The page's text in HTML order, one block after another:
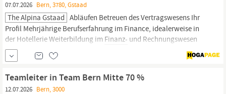
07.07.2026 Bern, 3780, Gstaad
The Alpina Gstaad Abläufen Betreuen des Vertragswesens Ihr
Profil Mehrjährige Berufserfahrung im Finance, idealerweise in
der Hotellerie Weiterbildung im Finanz- und Rechnungswesen
Fachwissen oder Erfahrung im Personalbereich Ausgeprägter
kaufmännischer Sachverstand Anwenderkenntnisse MS Office
und...
Teamleiter in Team Bern Mitte 70 %
12.07.2026 Bern, 3000